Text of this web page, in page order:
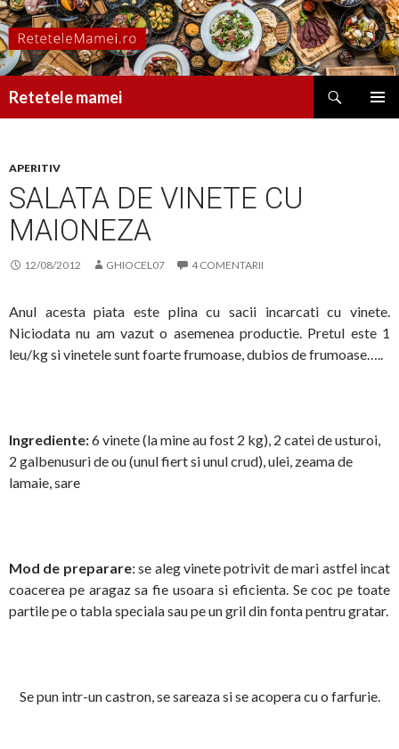
Retetele mamei
APERITIV
SALATA DE VINETE CU
MAIONEZA
12/08/2012 GHIOCEL07 4 COMENTARII
Anul acesta piata este plina cu sacii incarcati cu vinete.
Niciodata nu am vazut o asemenea productie. Pretul este 1
leu/kg si vinetele sunt foarte frumoase, dubios de frumoase…..
Ingrediente:6 vinete (la mine au fost 2 kg), 2 catei de usturoi,
2 galbenusuri de ou (unul fiert si unul crud), ulei, zeama de
lamaie, sare
Mod de preparare: se aleg vinete potrivit de mari astfel incat
coacerea pe aragaz sa fie usoara si eficienta. Se coc pe toate
partile pe o tabla speciala sau pe un gril din fonta pentru gratar.
Se pun intr-un castron, se sareaza si se acopera cu o farfurie.